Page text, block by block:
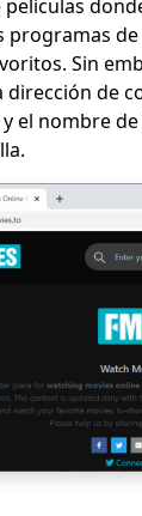
programas
Sin
dirección de
el nombre